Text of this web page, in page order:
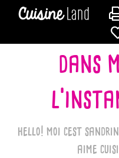
dans
hello! moi cest
aime
CONTACTER